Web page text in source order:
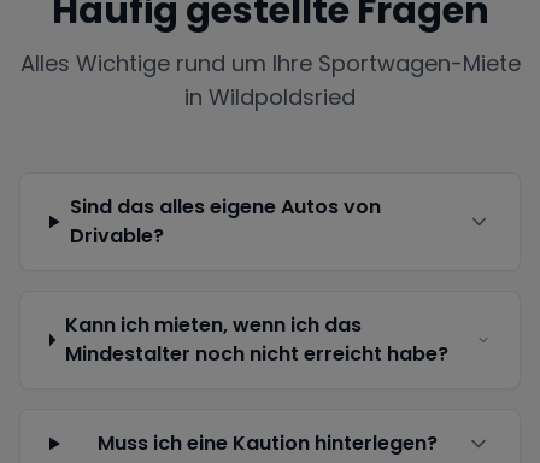
Häufig gestellte Fragen
Alles Wichtige rund um Ihre Sportwagen-Miete
in Wildpoldsried
Sind das alles eigene Autos von
Drivable?
Kann ich mieten, wenn ich das
Mindestalter noch nicht erreicht habe?
Muss ich eine Kaution hinterlegen?